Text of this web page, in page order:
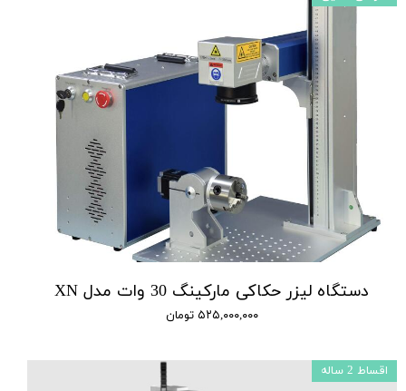
دستگاه لیزر حکاکی مارکینگ 30 وات مدل XN
۵۲۵,۰۰۰,۰۰۰ تومان
اقساط 2 ساله